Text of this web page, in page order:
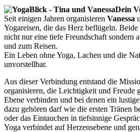
Dein
Seit einigen Jahren organisieren Vanessa
Yogareisen, die das Herz beflügeln.
nicht nur eine tiefe Freundschaft sondern
und zum Reisen.
Ein Leben ohne Yoga, Lachen und die
unvorstellbar.
Aus dieser Verbindung entstand die
organisieren, die Leichtigkeit und Freude
Ebene verbinden und bei denen ein
dazu gehören darf wie die ersten Tränen
oder das Eintauchen in tiefsinnige
Yoga verbindet auf Herzensebene und